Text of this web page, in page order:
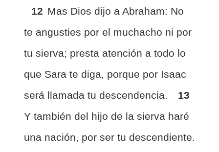
12 Mas Dios dijo a Abraham: No
te angusties por el muchacho ni por
tu sierva; presta atención a todo lo
que Sara te diga, porque por Isaac
será llamada tu descendencia.
13
Y también del hijo de la sierva haré
una nación, por ser tu descendiente.